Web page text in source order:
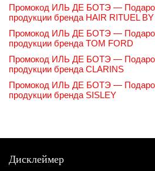
Промокод ИЛЬ ДЕ БОТЭ —
продукции бренда HAIR RITUEL
Промокод ИЛЬ ДЕ БОТЭ —
продукции бренда TOM FORD
Промокод ИЛЬ ДЕ БОТЭ —
продукции бренда CLARINS
Промокод ИЛЬ ДЕ БОТЭ —
продукции бренда SISLEY
Дисклеймер